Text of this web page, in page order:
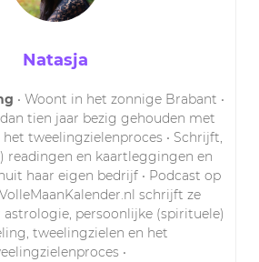
Natasja
• Woont in het zonnige Brabant •
tien jaar bezig gehouden met
tweelingzielenproces • Schrijft,
readingen en kaartleggingen en
haar eigen bedrijf • Podcast op
schrijft ze
persoonlijke (spirituele)
tweelingzielen en het
•